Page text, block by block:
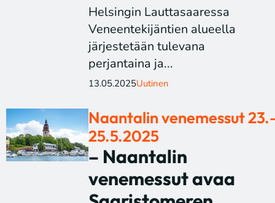
Helsingin Lauttasaaressa
Veneentekijäntien alueella
järjestetään tulevana
perjantaina ja...
13.05.2025Uutinen
Naantalin venemessut
25.5.2025
– Naantalin
venemessut avaa